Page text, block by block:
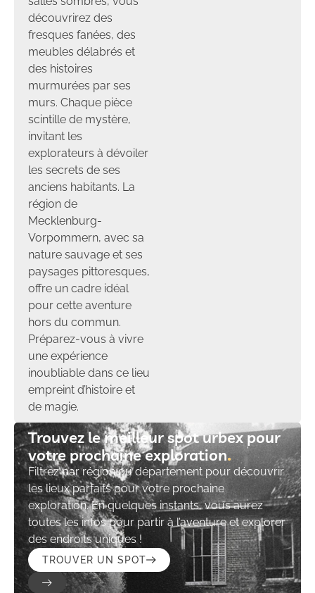
découvrirez des
fresques fanées, des
meubles délabrés et
des histoires
murmurées par ses
murs. Chaque pièce
scintille de mystère,
invitant les
explorateurs à dévoiler
les secrets de ses
anciens habitants. La
région de
Mecklenburg-
Vorpommern, avec sa
nature sauvage et ses
paysages pittoresques,
offre un cadre idéal
pour cette aventure
hors du commun.
Préparez-vous à vivre
une expérience
inoubliable dans ce lieu
empreint d’histoire et
de magie.
Trouvez le meilleur spot urbex pour
votre prochaine exploration​
Filtrez par région ou département pour découvrir
les lieux parfaits pour votre prochaine
exploration. En quelques instants, vous aurez
toutes les infos pour partir à l’aventure et explorer
des endroits uniques !
TROUVER UN SPOT